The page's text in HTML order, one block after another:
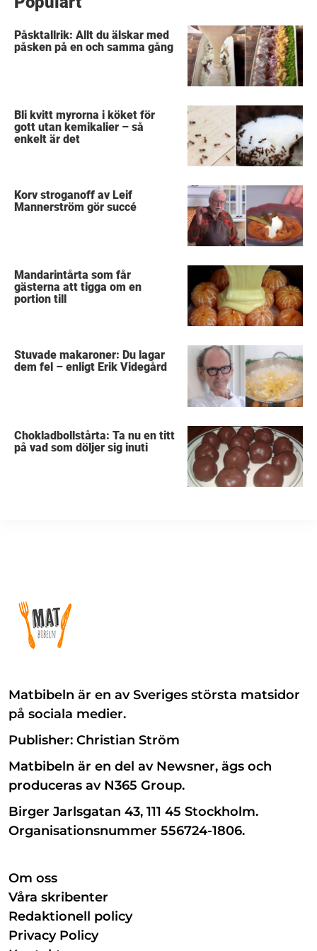
Påsktallrik: Allt du älskar med
påsken på en och samma gång
Bli kvitt myrorna i köket för
gott utan kemikalier – så
enkelt är det
Korv stroganoff av Leif
Mannerström gör succé
Mandarintårta som får
gästerna att tigga om en
portion till
Stuvade makaroner: Du lagar
dem fel – enligt Erik Videgård
Chokladbollstårta: Ta nu en titt
på vad som döljer sig inuti
Matbibeln är en av Sveriges största matsidor
på sociala medier.
Publisher: Christian Ström
Matbibeln är en del av Newsner, ägs och
produceras av N365 Group.
Birger Jarlsgatan 43, 111 45 Stockholm.
Organisationsnummer 556724-1806.
Om oss
Våra skribenter
Redaktionell policy
Privacy Policy